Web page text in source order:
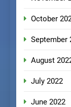
October
September
August
July 2022
June 2022